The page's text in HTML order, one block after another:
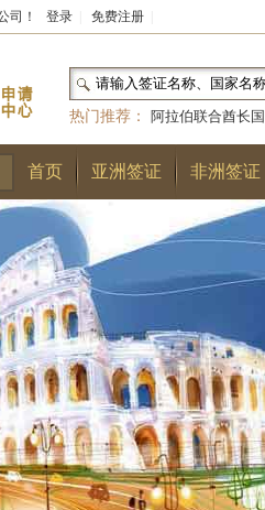
司！ 登录 免费注册
热门推荐：
阿拉伯联合酋长国
和国|布基纳法索|巴勒斯坦
林王国|安道尔公国|
首页 亚洲签证 非洲签证